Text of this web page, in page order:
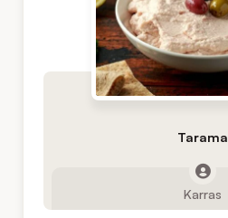
Tarama
Karras